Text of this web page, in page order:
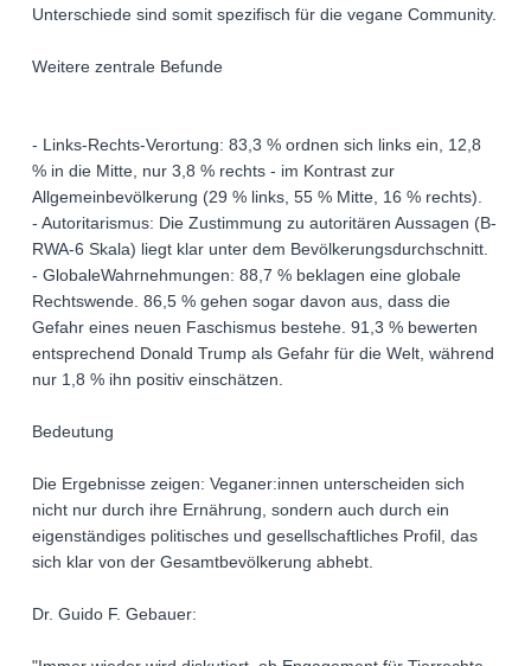
Unterschiede sind somit spezifisch für die vegane Community.
Weitere zentrale Befunde
- Links-Rechts-Verortung: 83,3 % ordnen sich links ein, 12,8
% in die Mitte, nur 3,8 % rechts - im Kontrast zur
Allgemeinbevölkerung (29 % links, 55 % Mitte, 16 % rechts).
- Autoritarismus: Die Zustimmung zu autoritären Aussagen (B-
RWA-6 Skala) liegt klar unter dem Bevölkerungsdurchschnitt.
- GlobaleWahrnehmungen: 88,7 % beklagen eine globale
Rechtswende. 86,5 % gehen sogar davon aus, dass die
Gefahr eines neuen Faschismus bestehe. 91,3 % bewerten
entsprechend Donald Trump als Gefahr für die Welt, während
nur 1,8 % ihn positiv einschätzen.
Bedeutung
Die Ergebnisse zeigen: Veganer:innen unterscheiden sich
nicht nur durch ihre Ernährung, sondern auch durch ein
eigenständiges politisches und gesellschaftliches Profil, das
sich klar von der Gesamtbevölkerung abhebt.
Dr. Guido F. Gebauer: